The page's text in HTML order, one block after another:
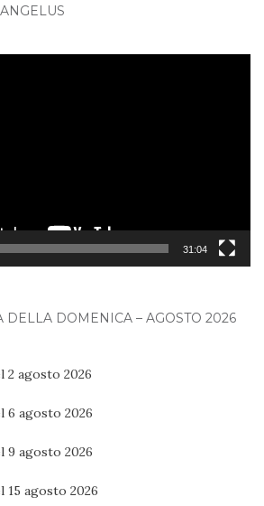
31:04
DELLA DOMENICA – AGOSTO 2026
2 agosto 2026
6 agosto 2026
9 agosto 2026
15 agosto 2026